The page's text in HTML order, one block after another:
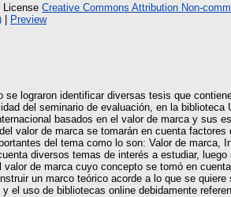
License Creative Commons Attribution Non-
| Preview
se lograron identificar diversas tesis que
del seminario de evaluación, en la
basados en el valor de marca y sus
valor de marca se tomarán en cuenta
del tema como lo son: Valor de
diversos temas de interés a estudiar,
de marca cuyo concepto se tomó en
un marco teórico acorde a lo que se
el uso de bibliotecas online debidamente